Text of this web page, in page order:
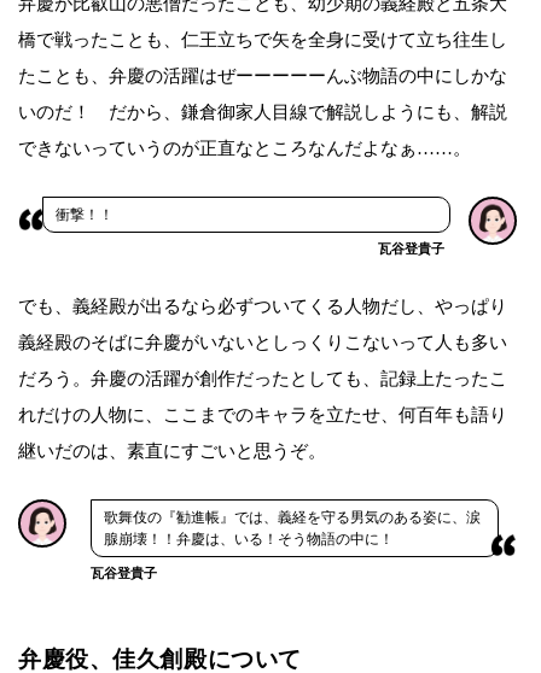
橋で戦ったことも、仁王立ちで矢を全身に受けて立ち往生し
たことも、弁慶の活躍はぜーーーーーんぶ物語の中にしかな
いのだ！ だから、鎌倉御家人目線で解説しようにも、解説
できないっていうのが正直なところなんだよなぁ……。
衝撃！！
瓦谷登貴子
でも、義経殿が出るなら必ずついてくる人物だし、やっぱり
義経殿のそばに弁慶がいないとしっくりこないって人も多い
だろう。弁慶の活躍が創作だったとしても、記録上たったこ
れだけの人物に、ここまでのキャラを立たせ、何百年も語り
継いだのは、素直にすごいと思うぞ。
歌舞伎の『勧進帳』では、義経を守る男気のある姿に、涙
腺崩壊！！弁慶は、いる！そう物語の中に！
瓦谷登貴子
弁慶役、佳久創殿について